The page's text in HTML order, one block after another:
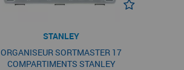
STANLEY
ORGANISEUR SORTMASTER 17
COMPARTIMENTS STANLEY